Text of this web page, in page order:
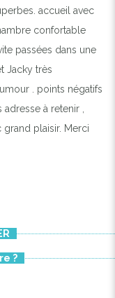
accueil avec
confortable
passées dans une
Jacky très
. points négatifs
à retenir ,
plaisir. Merci
?